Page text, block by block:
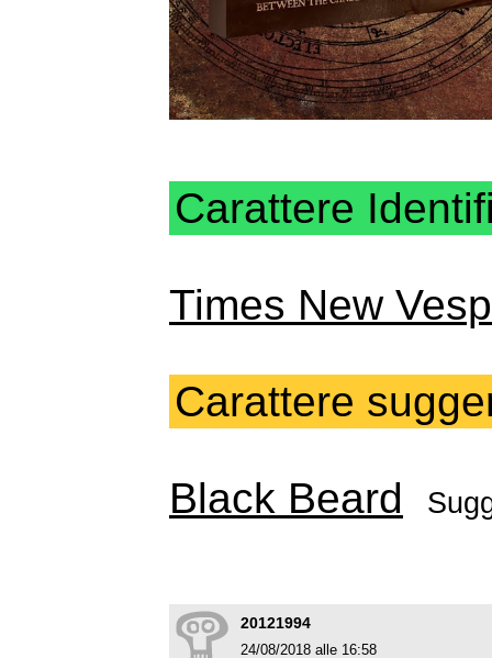
Carattere
Times New
Carattere
Black Beard
20121994
24/08/2018 alle 16:58